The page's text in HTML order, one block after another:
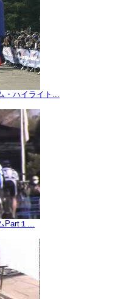
ハイライト...
１...